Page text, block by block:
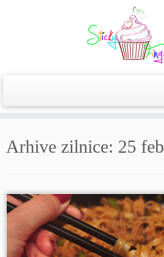
Arhive zilnice: 25